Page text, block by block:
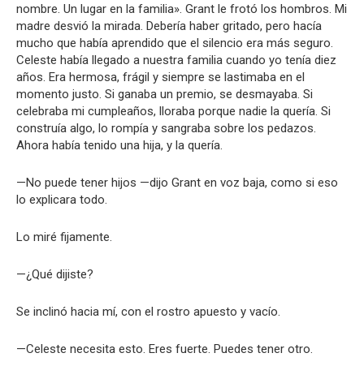
nombre. Un lugar en la familia». Grant le frotó los hombros. Mi
madre desvió la mirada. Debería haber gritado, pero hacía
mucho que había aprendido que el silencio era más seguro.
Celeste había llegado a nuestra familia cuando yo tenía diez
años. Era hermosa, frágil y siempre se lastimaba en el
momento justo. Si ganaba un premio, se desmayaba. Si
celebraba mi cumpleaños, lloraba porque nadie la quería. Si
construía algo, lo rompía y sangraba sobre los pedazos.
Ahora había tenido una hija, y la quería.
—No puede tener hijos —dijo Grant en voz baja, como si eso
lo explicara todo.
Lo miré fijamente.
—¿Qué dijiste?
Se inclinó hacia mí, con el rostro apuesto y vacío.
—Celeste necesita esto. Eres fuerte. Puedes tener otro.